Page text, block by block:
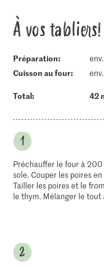
À vos tabliers!
Préparation:
cuisson au four:
Total: 42
Préchauffer le four à
sole. Couper les poires
Tailler les poires et le
le thym. Mélanger le tout